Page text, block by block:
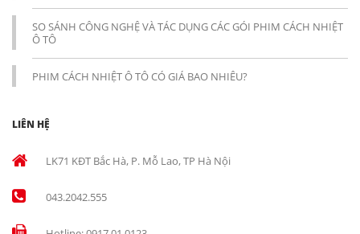
SO SÁNH CÔNG NGHỆ VÀ TÁC DỤNG CÁC GÓI PHIM CÁCH NHIỆT
Ô TÔ
PHIM CÁCH NHIỆT Ô TÔ CÓ GIÁ BAO NHIÊU?
LIÊN HỆ
LK71 KĐT Bắc Hà, P. Mỗ Lao, TP Hà Nội
043.2042.555